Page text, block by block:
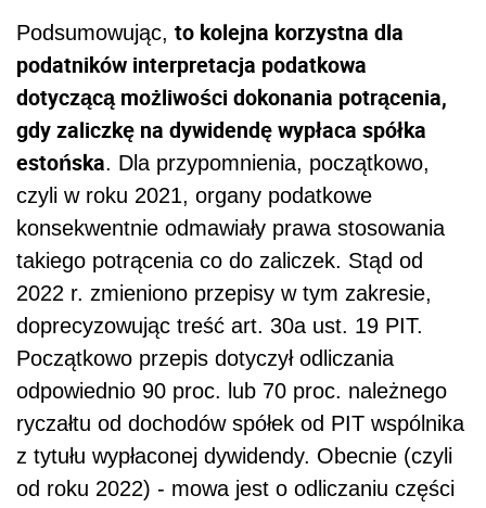
Podsumowując, to kolejna korzystna dla
podatników interpretacja podatkowa
dotyczącą możliwości dokonania potrącenia,
gdy zaliczkę na dywidendę wypłaca spółka
estońska. Dla przypomnienia, początkowo,
czyli w roku 2021, organy podatkowe
konsekwentnie odmawiały prawa stosowania
takiego potrącenia co do zaliczek. Stąd od
2022 r. zmieniono przepisy w tym zakresie,
doprecyzowując treść art. 30a ust. 19 PIT.
Początkowo przepis dotyczył odliczania
odpowiednio 90 proc. lub 70 proc. należnego
ryczałtu od dochodów spółek od PIT wspólnika
z tytułu wypłaconej dywidendy. Obecnie (czyli
od roku 2022) - mowa jest o odliczaniu części